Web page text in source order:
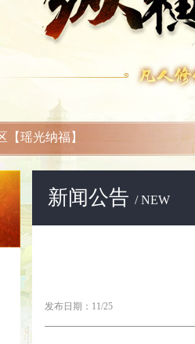
【瑶光纳福】
新闻公告 / NEW
发布日期：11/25